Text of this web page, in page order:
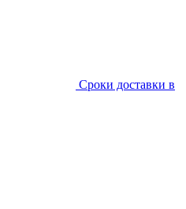
Сроки доставки в